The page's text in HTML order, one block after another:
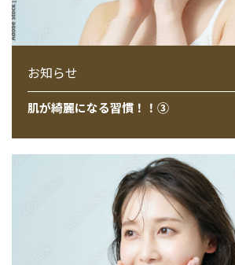
お知らせ
肌が綺麗になる習慣！！③